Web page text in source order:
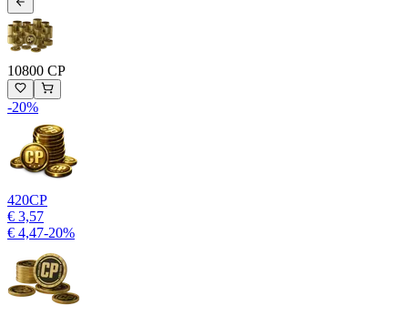
10800 CP
-20%
420CP
€ 3,57
€ 4,47-20%